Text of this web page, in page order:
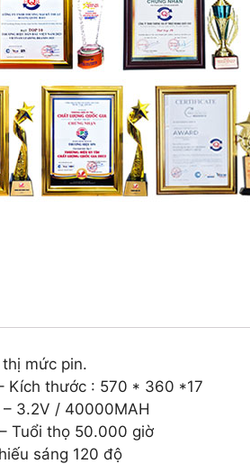
mức pin.
Kích thước : 570 * 360 *17
3.2V / 40000MAH
Tuổi thọ 50.000 giờ
sáng 120 độ